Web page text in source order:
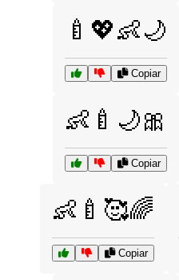
🍼💖👶🌙
Copiar
👶🍼🌙🎀
Copiar
👶🍼🥰🌈
Copiar